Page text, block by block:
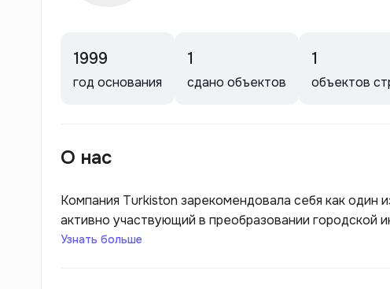
1999
год основания
1
сдано объектов
1
объектов
О нас
Компания Turkiston зарекомендовала себя как один
активно участвующий в преобразовании городской
современных жилых комплексов. Основанная с
Узнать больше